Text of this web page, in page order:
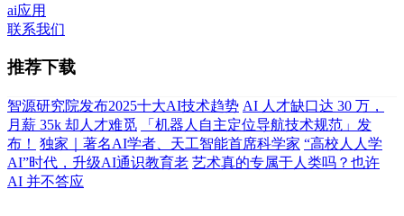
ai应用
联系我们
推荐下载
智源研究院发布2025十大AI技术趋势 AI 人才缺口达 30 万，
月薪 35k 却人才难觅
「机器人自主定位导航技术规范」发
布！
独家｜著名AI学者、天工智能首席科学家 “高校人人学
AI”时代，升级AI通识教育老 艺术真的专属于人类吗？也许
AI 并不答应